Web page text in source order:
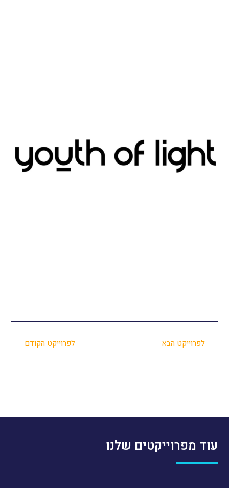
לפרוייקט הבא לפרוייקט הקודם
עוד מפרוייקטים שלנו